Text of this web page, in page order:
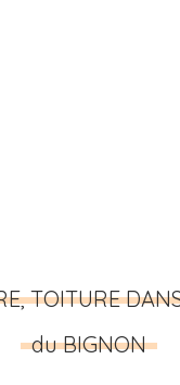
TOITURE
du BIGNON